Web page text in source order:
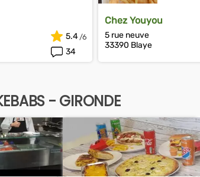
34
5.4
Chez Youyou
5 rue neuve
33390 Blaye
- GIRONDE